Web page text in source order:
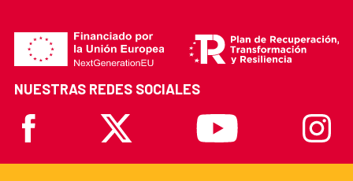
NUESTRAS REDES SOCIALES
Facebook
X Youtube